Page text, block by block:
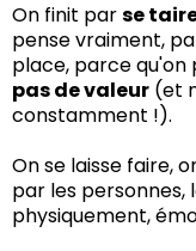
On finit parse
pense vraiment,
place, parce qu'on
pas de valeur (et
constamment !).
On se laisse faire,
par les personnes,
physiquement,